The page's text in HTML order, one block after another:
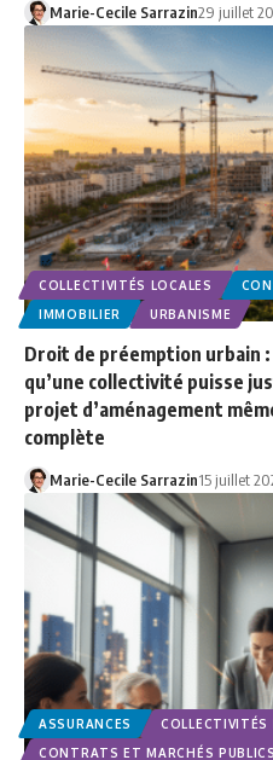
Marie-Cecile Sarrazin29 juillet
COLLECTIVITÉS LOCALES
IMMOBILIER
URBANISME
Droit de préemption urbain
qu’une collectivité puisse
projet d’aménagement
complète
Marie-Cecile Sarrazin15 juillet
ASSURANCES COLLECTIVITÉS
CONTRATS ET MARCHÉS PUBLICS